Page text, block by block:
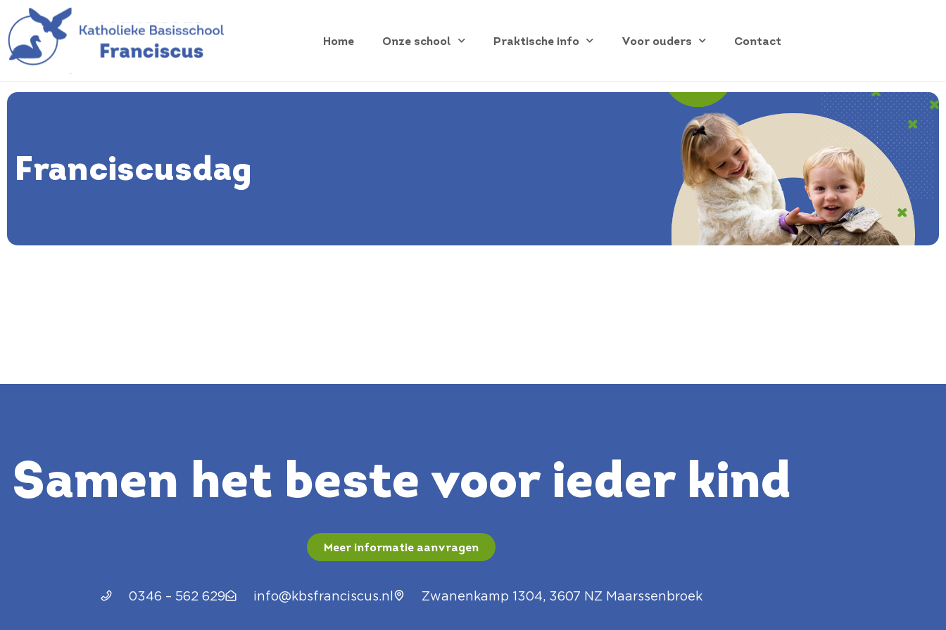
Home Onze school Praktische info Voor ouders Contact
Franciscusdag
Samen het beste voor ieder kind
Meer informatie aanvragen
0346 – 562 629 info@kbsfranciscus.nl Zwanenkamp 1304, 3607 NZ Maarssenbroek